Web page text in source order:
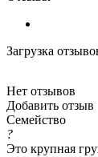
Загрузка
Нет отзывов
Добавить отзыв
Семейство
?
Это крупная